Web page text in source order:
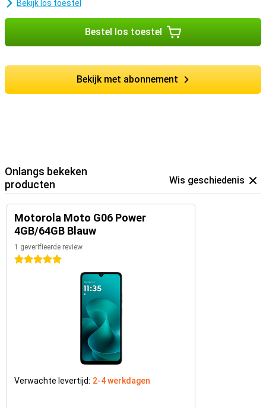
Bekijk los toestel
Bestel los toestel
Bekijk met abonnement
Onlangs bekeken
producten
Wis geschiedenis
Motorola Moto G06 Power
4GB/64GB Blauw
1 geverifieerde review
5 sterren
Verwachte levertijd: 2-4 werkdagen